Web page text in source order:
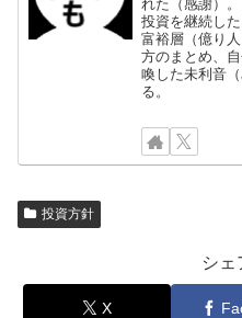
れた（感謝）。
投資を継続し
富裕層（億り
方のまとめ、
喚した未利音
る。
投資方針
シェ
X